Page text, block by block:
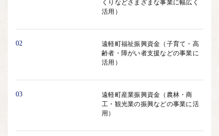
くりなどさまざまな事業に幅広く
活用）
02
遠軽町福祉振興資金（子育て・高
齢者・障がい者支援などの事業に
活用）
03
遠軽町産業振興資金（農林・商
工・観光業の振興などの事業に活
用）